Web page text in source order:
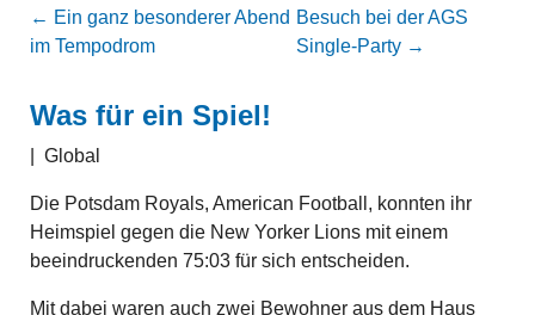
← Ein ganz besonderer Abend
im Tempodrom
Besuch bei der AGS
Single-Party →
Was für ein Spiel!
Global
Die Potsdam Royals, American Football, konnten ihr
Heimspiel gegen die New Yorker Lions mit einem
beeindruckenden 75:03 für sich entscheiden.
Mit dabei waren auch zwei Bewohner aus dem Haus